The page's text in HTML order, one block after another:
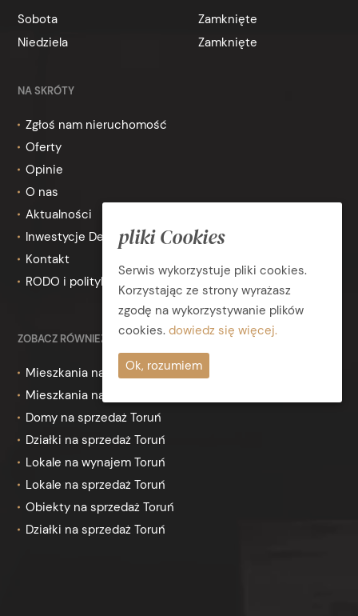
Sobota
Zamknięte
Niedziela
Zamknięte
NA SKRÓTY
Zgłoś nam nieruchomość
Oferty
Opinie
O nas
Aktualności
Inwestycje Deweloperskie
Kontakt
RODO i polityka prywatności
ZOBACZ RÓWNIEŻ
Mieszkania na wynajem Toruń
Mieszkania na sprzedaż Toruń
Domy na sprzedaż Toruń
Działki na sprzedaż Toruń
Lokale na wynajem Toruń
Lokale na sprzedaż Toruń
Obiekty na sprzedaż Toruń
Działki na sprzedaż Toruń
pliki Cookies
Serwis wykorzystuje pliki cookies.
Korzystając ze strony wyrażasz
zgodę na wykorzystywanie plików
cookies. dowiedz się więcej.
Ok, rozumiem